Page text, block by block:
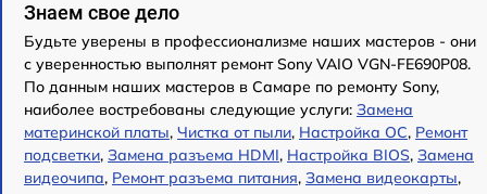
Знаем свое дело
Будьте уверены в профессионализме наших мастеров - они
с уверенностью выполнят ремонт Sony VAIO VGN-FE690P08.
По данным наших мастеров в Самаре по ремонту Sony,
наиболее востребованы следующие услуги: Замена
материнской платы, Чистка от пыли, Настройка ОС, Ремонт
подсветки, Замена разъема HDMI, Настройка BIOS, Замена
видеочипа, Ремонт разъема питания, Замена видеокарты,